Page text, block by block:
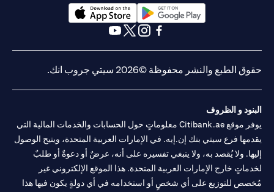
opens in a new tab
opens in a new tab
حقوق الطبع والنشر محفوظة ©2026 سيتي جروب انك.
البنود و الظروف
يوفر موقع Citibank.ae معلوماتٍ حول الحسابات والخدمات المالية التي
يقدمها فرع سيتي بنك إن.إيه. في الإمارات العربية المتحدة، ويتيح الوصول
إليها. ولا يُقصد به، ولا ينبغي تفسيره على أنه، عرضٌ أو دعوةٌ أو طلبٌ
لخدماتٍ خارج الإمارات العربية المتحدة. هذا الموقع الإلكتروني غير
مُخصص للتوزيع على أي شخصٍ أو استخدامه في أي دولةٍ يكون فيها هذا